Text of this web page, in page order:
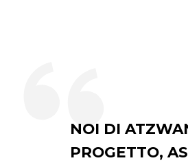
NOI DI
PROGETTO,